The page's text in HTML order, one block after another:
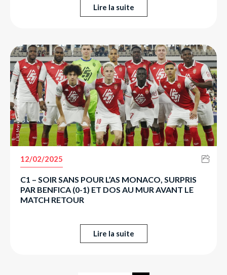
Lire la suite
L’AS Monaco battue par Benfica.
12/02/2025
C1 – SOIR SANS POUR L’AS MONACO, SURPRIS
PAR BENFICA (0-1) ET DOS AU MUR AVANT LE
MATCH RETOUR
Lire la suite